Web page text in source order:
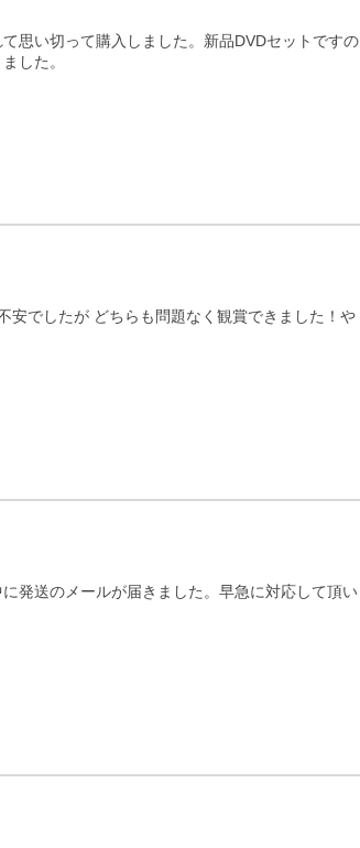
思い切って購入しました。新品DVDセットですの
した。
安でしたが どちらも問題なく観賞できました！や
発送のメールが届きました。早急に対応して頂い